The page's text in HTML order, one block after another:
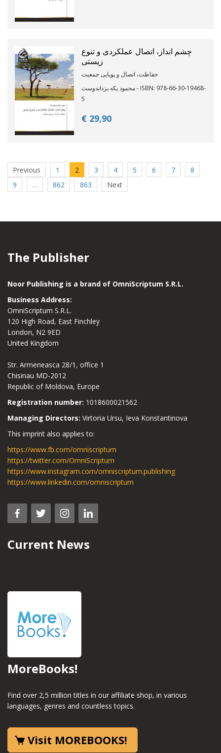
چشم انداز، اتصال عملکردی و تنوع
زیستی
حفاظت، اتصال و پویایی جمعیت
محمود یکه یزداندوست - ISBN: 978-66-30-19468-
5
€ 29,90
Previous 1 2 3 4 5 6 7
8
9
… 862 863 Next
The Publisher
Noor Publishing is a brand of OmniScriptum S.R.L.
Business Address:
OmniScriptum S.R.L.
120 High Road, East Finchley
London, N2 9ED
United Kingdom
Str. Armeneasca 28/1, office 1
Chisinau MD-2012
Republic of Moldova, Europe
Registration number: 1018600021562
Managing Directors: Virtoria Ursu, Ieva Konstantinova
This imprint also applies to:
https://www.fb.com/omniscriptum
https://twitter.com/OmniScriptum
https://www.instagram.com/omniscriptum.publishing
https://www.linkedin.com/omniscriptum
Current News
MoreBooks!
Find over 2,5 million titles in our affiliate shop, in various
languages, genres and countless topics.
Visit MOREBOOKS!